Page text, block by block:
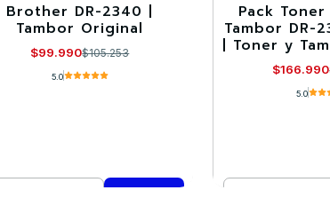
-5%Brother DR-2340 |
Tambor Original
$99.990$105.253
5.0
-10%
Pack
Tambor DR-
| Toner y
$166.990
5.0